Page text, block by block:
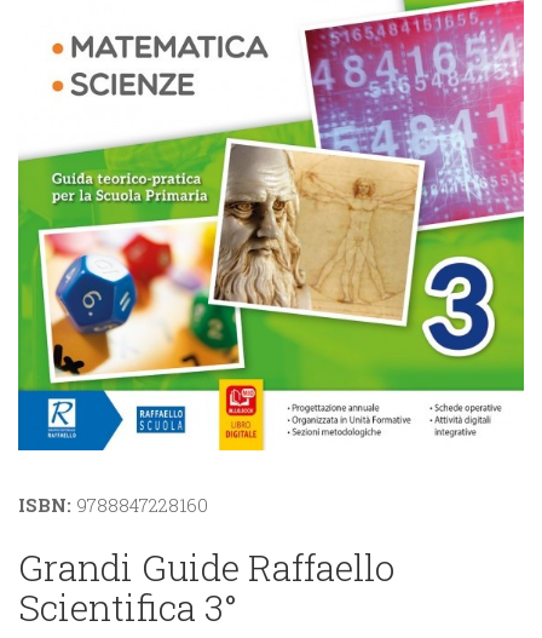
ISBN: 9788847228160
Grandi Guide Raffaello
Scientifica 3°